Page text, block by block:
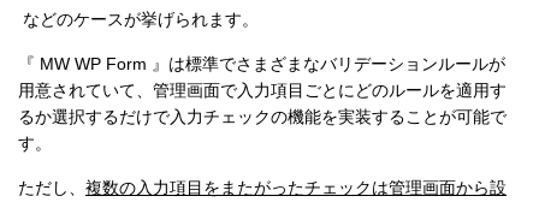
などのケースが挙げられます。
『 MW WP Form 』は標準でさまざまなバリデーションルールが
用意されていて、管理画面で入力項目ごとにどのルールを適用す
るか選択するだけで入力チェックの機能を実装することが可能で
す。
ただし、 複数の入力項目をまたがったチェックは管理画面から設